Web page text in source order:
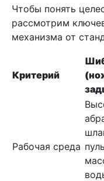
Чтобы понять
рассмотрим
механизма от
Критерий
Рабочая среда